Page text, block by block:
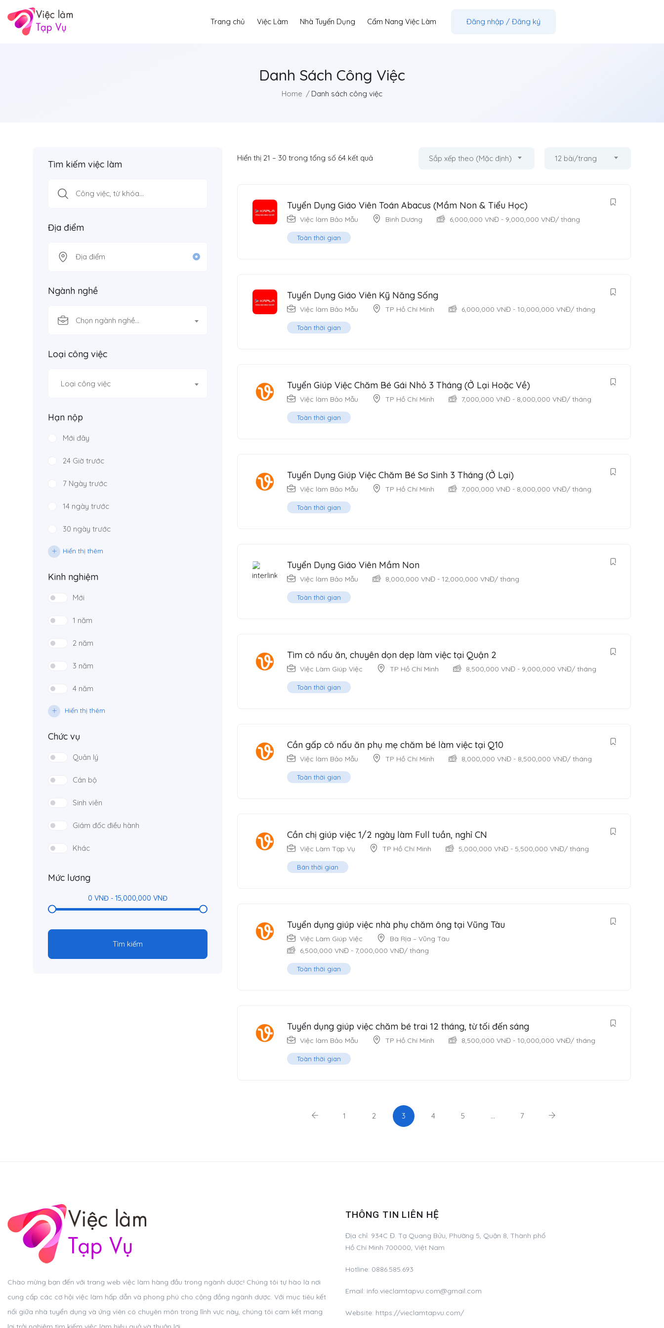
Trang chủ Việc Làm Nhà Tuyển Dụng Cẩm Nang Việc Làm Đăng nhập / Đăng ký
Danh Sách Công Việc
Home Danh sách công việc
Tìm kiếm việc làm
Địa điểm
Ngành nghề
Chọn ngành nghề…
Loại công việc
Loại công việc
Hạn nộp
Mới đây
24 Giờ trước
7 Ngày trước
14 ngày trước
30 ngày trước
Hiển thị thêm
Kinh nghiệm
Mới
1 năm
2 năm
3 năm
4 năm
Hiển thị thêm
Chức vụ
Quản lý
Cán bộ
Sinh viên
Giám đốc điều hành
Khác
Mức lương
0 VNĐ - 15,000,000 VNĐ
Tìm kiếm
Hiển thị21 –30 trong tổng số 64 kết quả Sắp xếp theo (Mặc định) 12 bài/trang
Tuyển Dụng Giáo Viên Toán Abacus (Mầm Non & Tiểu Học)
Việc làm Bảo Mẫu Bình Dương 6,000,000 VNĐ - 9,000,000 VNĐ/ tháng
Toàn thời gian
Tuyển Dụng Giáo Viên Kỹ Năng Sống
Việc làm Bảo Mẫu TP Hồ Chí Minh 6,000,000 VNĐ - 10,000,000 VNĐ/ tháng
Toàn thời gian
Tuyển Giúp Việc Chăm Bé Gái Nhỏ 3 Tháng (Ở Lại Hoặc Về)
Việc làm Bảo Mẫu TP Hồ Chí Minh 7,000,000 VNĐ - 8,000,000 VNĐ/ tháng
Toàn thời gian
Tuyển Dụng Giúp Việc Chăm Bé Sơ Sinh 3 Tháng (Ở Lại)
Việc làm Bảo Mẫu TP Hồ Chí Minh 7,000,000 VNĐ - 8,000,000 VNĐ/ tháng
Toàn thời gian
Tuyển Dụng Giáo Viên Mầm Non
Việc làm Bảo Mẫu 8,000,000 VNĐ - 12,000,000 VNĐ/ tháng
Toàn thời gian
Tìm cô nấu ăn, chuyên dọn dẹp làm việc tại Quận 2
Việc Làm Giúp Việc TP Hồ Chí Minh 8,500,000 VNĐ - 9,000,000 VNĐ/ tháng
Toàn thời gian
Cần gấp cô nấu ăn phụ mẹ chăm bé làm việc tại Q10
Việc làm Bảo Mẫu TP Hồ Chí Minh 8,000,000 VNĐ - 8,500,000 VNĐ/ tháng
Toàn thời gian
Cần chị giúp việc 1/2 ngày làm Full tuần, nghỉ CN
Việc Làm Tạp Vụ TP Hồ Chí Minh 5,000,000 VNĐ - 5,500,000 VNĐ/ tháng
Bán thời gian
Tuyển dụng giúp việc nhà phụ chăm ông tại Vũng Tàu
Việc Làm Giúp Việc
Bà Rịa – Vũng Tàu
6,500,000 VNĐ - 7,000,000 VNĐ/ tháng
Toàn thời gian
Tuyển dụng giúp việc chăm bé trai 12 tháng, từ tối đến sáng
Việc làm Bảo Mẫu TP Hồ Chí Minh 8,500,000 VNĐ - 10,000,000 VNĐ/ tháng
Toàn thời gian
1 2 3 4 5 … 7
Chào mừng bạn đến với trang web việc làm hàng đầu trong ngành dược! Chúng tôi tự hào là nơi
cung cấp các cơ hội việc làm hấp dẫn và phong phú cho cộng đồng ngành dược. Với mục tiêu kết
nối giữa nhà tuyển dụng và ứng viên có chuyên môn trong lĩnh vực này, chúng tôi cam kết mang
THÔNG TIN LIÊN HỆ
Địa chỉ: 934C Đ. Tạ Quang Bửu, Phường 5, Quận 8, Thành phố
Hồ Chí Minh 700000, Việt Nam
Hotline: 0886.585.693
Email: info.vieclamtapvu.com@gmail.com
Website: https://vieclamtapvu.com/